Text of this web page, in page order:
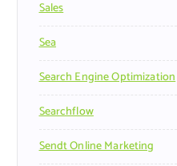
Sales
Sea
Search Engine Optimization
Searchflow
Sendt Online Marketing